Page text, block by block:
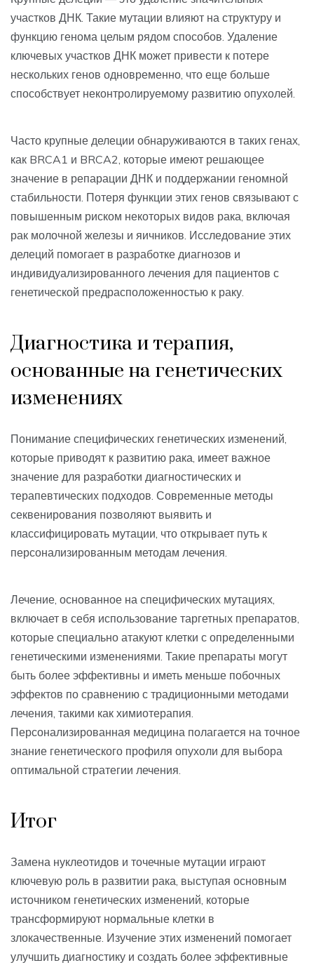
участков ДНК. Такие мутации влияют на структуру и
функцию генома целым рядом способов. Удаление
ключевых участков ДНК может привести к потере
нескольких генов одновременно, что еще больше
способствует неконтролируемому развитию опухолей.
Часто крупные делеции обнаруживаются в таких генах,
как BRCA1 и BRCA2, которые имеют решающее
значение в репарации ДНК и поддержании геномной
стабильности. Потеря функции этих генов связывают с
повышенным риском некоторых видов рака, включая
рак молочной железы и яичников. Исследование этих
делеций помогает в разработке диагнозов и
индивидуализированного лечения для пациентов с
генетической предрасположенностью к раку.
Диагностика и терапия,
основанные на генетических
изменениях
Понимание специфических генетических изменений,
которые приводят к развитию рака, имеет важное
значение для разработки диагностических и
терапевтических подходов. Современные методы
секвенирования позволяют выявить и
классифицировать мутации, что открывает путь к
персонализированным методам лечения.
Лечение, основанное на специфических мутациях,
включает в себя использование таргетных препаратов,
которые специально атакуют клетки с определенными
генетическими изменениями. Такие препараты могут
быть более эффективны и иметь меньше побочных
эффектов по сравнению с традиционными методами
лечения, такими как химиотерапия.
Персонализированная медицина полагается на точное
знание генетического профиля опухоли для выбора
оптимальной стратегии лечения.
Итог
Замена нуклеотидов и точечные мутации играют
ключевую роль в развитии рака, выступая основным
источником генетических изменений, которые
трансформируют нормальные клетки в
злокачественные. Изучение этих изменений помогает
улучшить диагностику и создать более эффективные